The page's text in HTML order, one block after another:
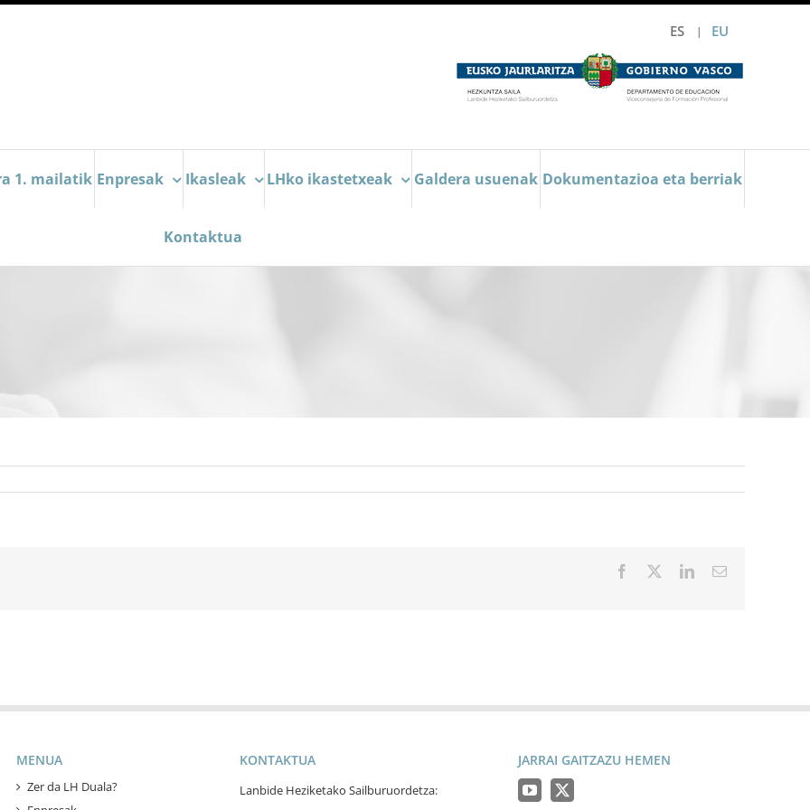
ES EU
1. mailatik Enpresak Ikasleak LHko ikastetxeak Galdera usuenak Dokumentazioa eta berriak
Kontaktua
Facebook LinkedInEmail
MENUA
Zer da LH Duala?
KONTAKTUA
Lanbide Heziketako Sailburuordetza:
JARRAI GAITZAZU HEMEN